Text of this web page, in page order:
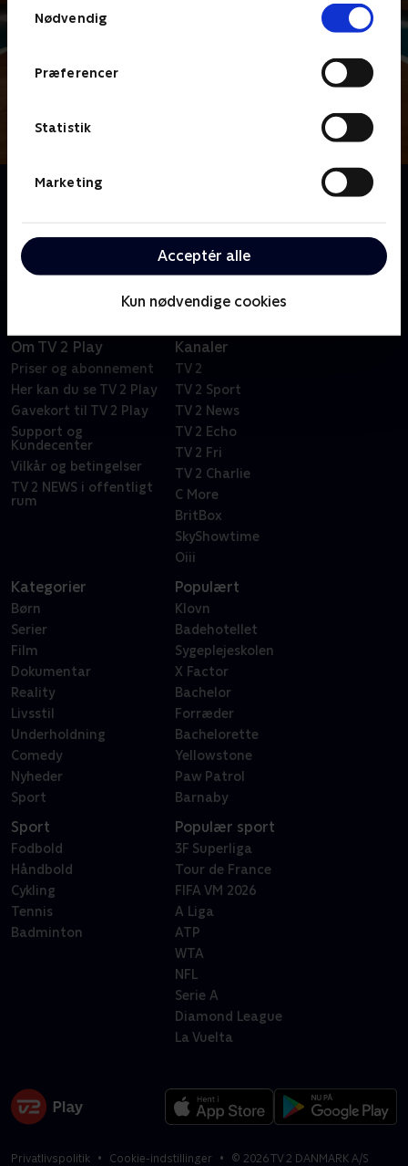
Nødvendig
Præferencer
Statistik
Marketing
Acceptér alle
Kun nødvendige cookies
Om Lykkehjulet
quizglade danskere står klar til at løse drilske
ordgåder
Om TV 2 Play
Priser og abonnement
Her kan du se TV 2 Play
Gavekort til TV 2 Play
Support og
Kundecenter
Vilkår og betingelser
TV 2 NEWS i offentligt
rum
Kanaler
TV 2
TV 2 Sport
TV 2 News
TV 2 Echo
TV 2 Fri
TV 2 Charlie
C More
BritBox
SkyShowtime
Oiii
Kategorier
Børn
Serier
Film
Dokumentar
Reality
Livsstil
Underholdning
Comedy
Nyheder
Sport
Populært
Klovn
Badehotellet
Sygeplejeskolen
X Factor
Bachelor
Forræder
Bachelorette
Yellowstone
Paw Patrol
Barnaby
Sport
Fodbold
Håndbold
Cykling
Tennis
Badminton
Populær sport
3F Superliga
Tour de France
FIFA VM 2026
A Liga
ATP
WTA
NFL
Serie A
Diamond League
La Vuelta
Privatlivspolitik Cookie-indstillinger © 2026TV 2 DANMARK A/S